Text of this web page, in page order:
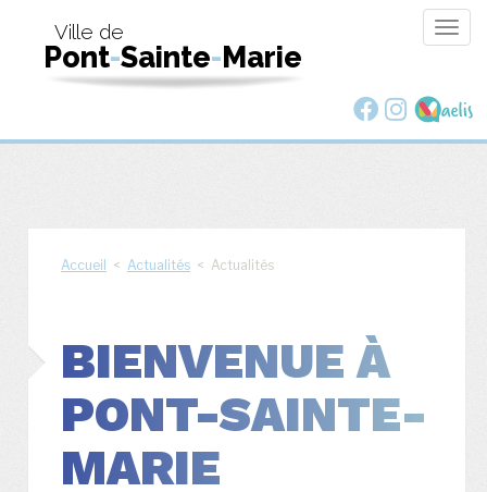
Ville de
Pont-Sainte-Marie
Accueil < Actualités < Actualités
BIENVENUE À
PONT-SAINTE-
MARIE